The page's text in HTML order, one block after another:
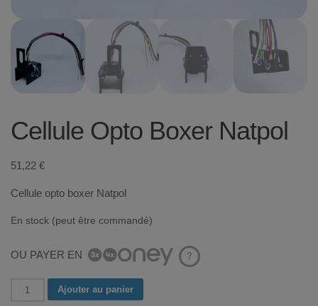
Cellule Opto Boxer Natpol
51,22 €
Cellule opto boxer Natpol
En stock (peut être commandé)
OU PAYER EN ?
quantité
Ajouter au panier